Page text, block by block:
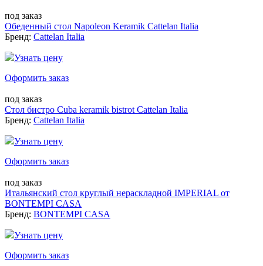
под заказ
Обеденный стол Napoleon Keramik Cattelan Italia
Бренд: Cattelan Italia
Узнать цену
Оформить заказ
под заказ
Стол бистро Cuba keramik bistrot Cattelan Italia
Бренд: Cattelan Italia
Узнать цену
Оформить заказ
под заказ
Итальянский стол круглый нераскладной IMPERIAL от
BONTEMPI CASA
Бренд: BONTEMPI CASA
Узнать цену
Оформить заказ